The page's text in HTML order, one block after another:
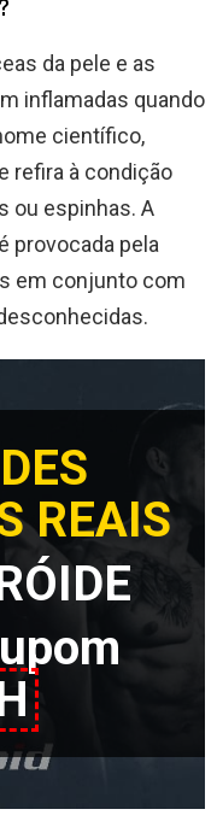
da pele e as
inflamadas quando
científico,
refira à condição
ou espinhas. A
provocada pela
em conjunto com
REAIS